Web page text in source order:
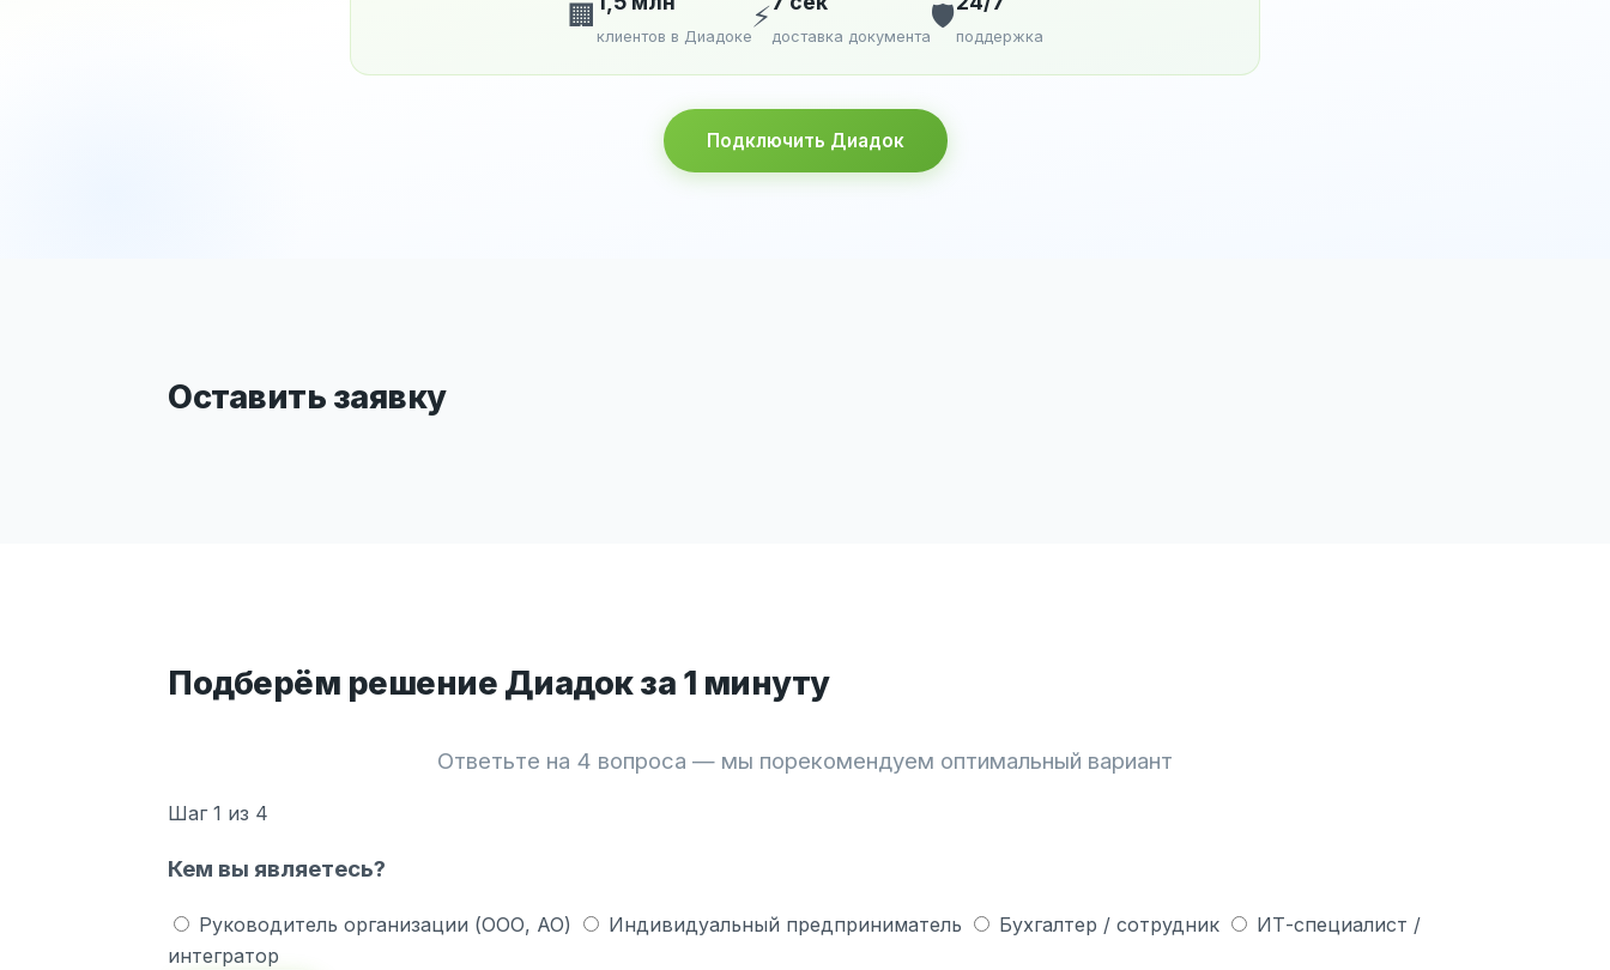
🏢
клиентов в Диадоке
⚡
доставка документа
🛡️
поддержка
Подключить Диадок
Оставить заявку
Подберём решение Диадок за 1 минуту
Ответьте на 4 вопроса — мы порекомендуем оптимальный вариант
Шаг 1 из 4
Кем вы являетесь?
Руководитель организации (ООО, АО) Индивидуальный предприниматель Бухгалтер / сотрудник
ИТ-специалист /
интегратор